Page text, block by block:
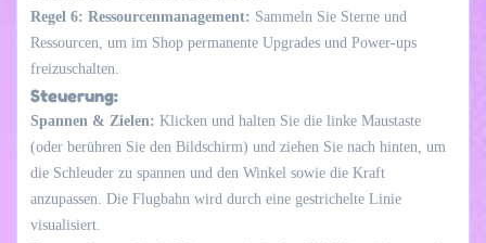
Regel 6: Ressourcenmanagement: Sammeln Sie Sterne und
Ressourcen, um im Shop permanente Upgrades und Power-ups
freizuschalten.
Steuerung:
Spannen & Zielen: Klicken und halten Sie die linke Maustaste
(oder berühren Sie den Bildschirm) und ziehen Sie nach hinten, um
die Schleuder zu spannen und den Winkel sowie die Kraft
anzupassen. Die Flugbahn wird durch eine gestrichelte Linie
visualisiert.